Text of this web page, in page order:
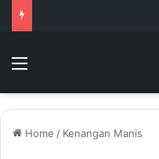
Menu
Home / Kenangan Manis